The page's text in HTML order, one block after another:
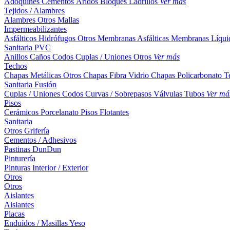
Tejidos / Alambres
Alambres Otros Mallas
Impermeabilizantes
Asfálticos Hidrófugos Otros Membranas Asfálticas Membranas
Sanitaria PVC
Anillos Caños Codos Cuplas / Uniones Otros Ver más
Techos
Chapas Metálicas Otros Chapas Fibra Vidrio Chapas Policarbonato
Sanitaria Fusión
Cuplas / Uniones Codos Curvas / Sobrepasos Válvulas Tubos Ver
Pisos
Cerámicos Porcelanato Pisos Flotantes
Sanitaria
Otros Grifería
Cementos / Adhesivos
Pastinas DunDun
Pinturería
Pinturas Interior / Exterior
Otros
Otros
Aislantes
Aislantes
Placas
Enduídos / MasillasYeso